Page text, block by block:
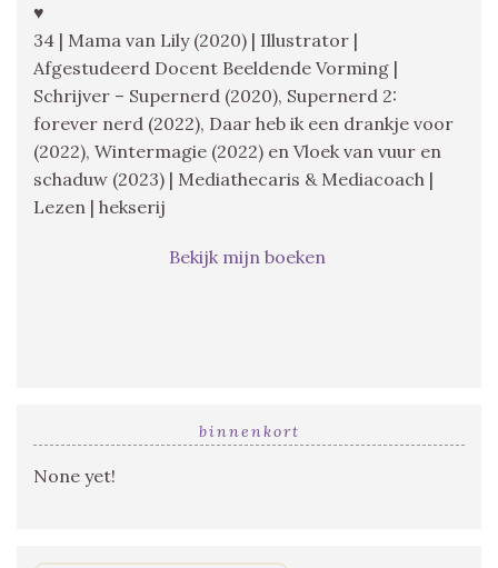
♥
34 | Mama van Lily (2020) | Illustrator |
Afgestudeerd Docent Beeldende Vorming |
Schrijver – Supernerd (2020), Supernerd 2:
forever nerd (2022), Daar heb ik een drankje voor
(2022), Wintermagie (2022) en Vloek van vuur en
schaduw (2023) | Mediathecaris & Mediacoach |
Lezen | hekserij
Bekijk mijn boeken
binnenkort
None yet!